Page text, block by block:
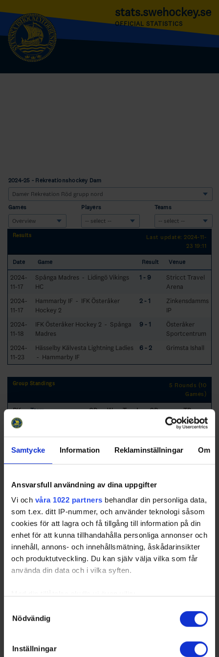
Samtycke Information Reklaminställningar Om
Ansvarsfull användning av dina uppgifter
Vi och våra 1022 partners behandlar din personliga data,
som t.ex. ditt IP-nummer, och använder teknologi såsom
cookies för att lagra och få tillgång till information på din
enhet för att kunna tillhandahålla personliga annonser och
innehåll, annons- och innehållsmätning, åskådarinsikter
och produktutveckling. Du kan själv välja vilka som får
använda din data och i vilka syften.
kan ha en noggrannhet på upp till flera meter
Nödvändig
Inställningar
stats.swehockey.se
OFFICIAL STATISTICS
2024-25 - Rekreationshockey Dam
Games Players Teams
Results
Last update: 2024-11-
23 19:11
Date Game Result Venue
2024-
11-17
Spånga Madres - Lidingö Vikings
HC
1 - 9
Stricct Travel
Arena
2024-
11-17
Hammarby IF - IFK Österåker
Hockey 2
2 - 1
Zinkensdamms
IP
2024-
11-18
IFK Österåker Hockey 2 - Spånga
Madres
9 - 1
Österåker
Sportcentrum
2024-
11-23
Hässelby Kälvesta Lightning Ladies
- Hammarby IF
6 - 2 Grimsta Ishall
Group Standings
5 Rounds (10
Games)
RK Team GP W T L GD
TP
1
7
3
IFK Österåker
Hockey 2
4 0 2 9 4
Lightning Ladies
5 Spånga Madres 4 0 1 3 -25 1
Swehockey – Svenska Ishockeyförbundets officiella app
egna favoritlag i appen. För dina favoritlag kan du